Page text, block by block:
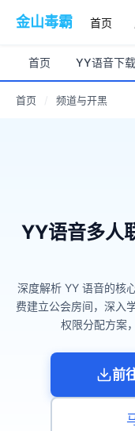
金山毒霸 首页
首页 YY语音下载
首页 / 频道与开黑
YY语音多人
深度解析 YY 语音的核
费建立公会房间，深入
权限分配方案
前